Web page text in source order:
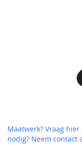
Maatwerk? Vraag
nodig? Neem contact